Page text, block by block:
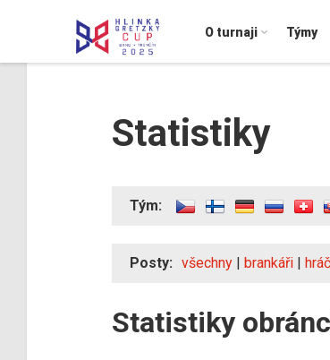
O turnaji Týmy
Statistiky
Tým:
Posty: všechny | brankáři |
Statistiky